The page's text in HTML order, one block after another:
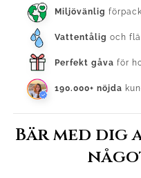
Miljövänlig
Vattentålig och
Perfekt gåva för
190.000+ nöjda
Bär med dig